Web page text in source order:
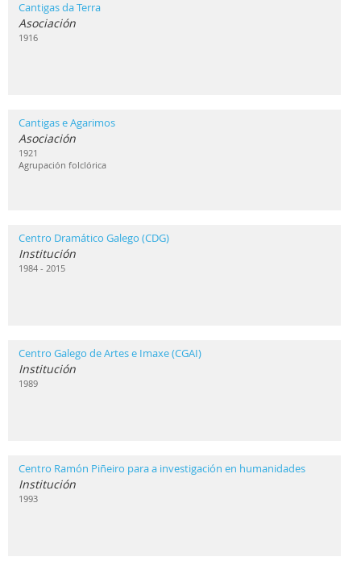
Cantigas da Terra
Asociación
1916
Cantigas e Agarimos
Asociación
1921
Agrupación folclórica
Centro Dramático Galego (CDG)
Institución
1984 - 2015
Centro Galego de Artes e Imaxe (CGAI)
Institución
1989
Centro Ramón Piñeiro para a investigación en humanidades
Institución
1993